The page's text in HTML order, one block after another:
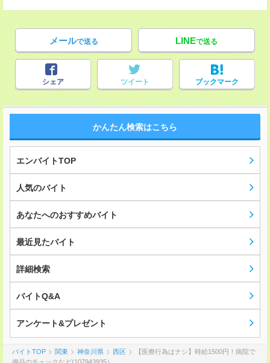
メールで送る LINEで送る
シェア ツイート ブックマーク
かんたん検索はこちら
エンバイトTOP
人気のバイト
あなたへのおすすめバイト
最近見たバイト
詳細検索
バイトQ&A
アンケート&プレゼント
バイトTOP 関東 神奈川県 西区
【医療行為はナシ】時給1500円！病院で